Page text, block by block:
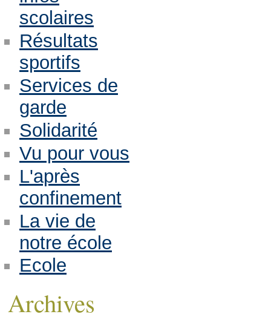
scolaires
Résultats
sportifs
Services de
garde
Solidarité
Vu pour vous
L'après
confinement
La vie de
notre école
Ecole
Archives